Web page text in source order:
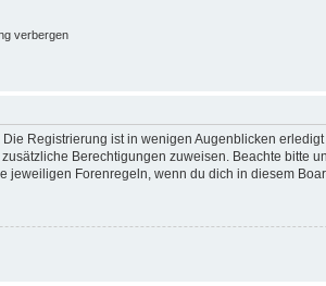
verbergen
Registrierung ist in wenigen Augenblicken
Berechtigungen zuweisen. Beachte bitte
jeweiligen Forenregeln, wenn du dich in diesem